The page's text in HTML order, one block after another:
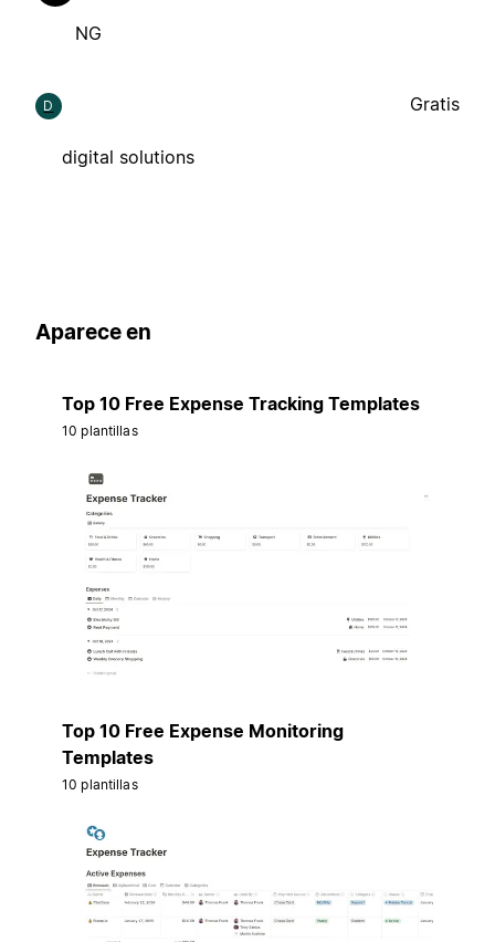
NG
D
digital solutions
Gratis
Aparece en
Top 10 Free Expense Tracking Templates
10 plantillas
Top 10 Free Expense Monitoring
Templates
10 plantillas